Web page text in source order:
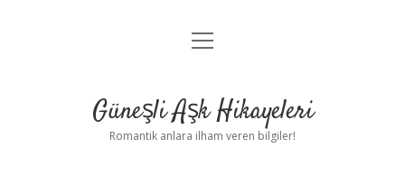
Anasayfa
Yasal Uyarı
menüyü
Güneşli Aşk Hikayeleri
Romantik anlara ilham veren bilgiler!